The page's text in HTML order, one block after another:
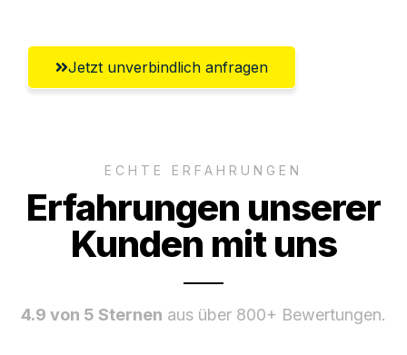
Jetzt unverbindlich anfragen
ECHTE ERFAHRUNGEN
Erfahrungen unserer
Kunden mit uns
4.9 von 5 Sternen aus über 800+ Bewertungen.